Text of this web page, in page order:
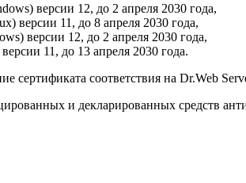
версии 12, до 2 апреля 2030 года,
версии 11, до 8 апреля 2030 года,
версии 12, до 2 апреля 2030 года,
11, до 13 апреля 2030 года.
сертификата соответствия на Dr.Web
и декларированных средств